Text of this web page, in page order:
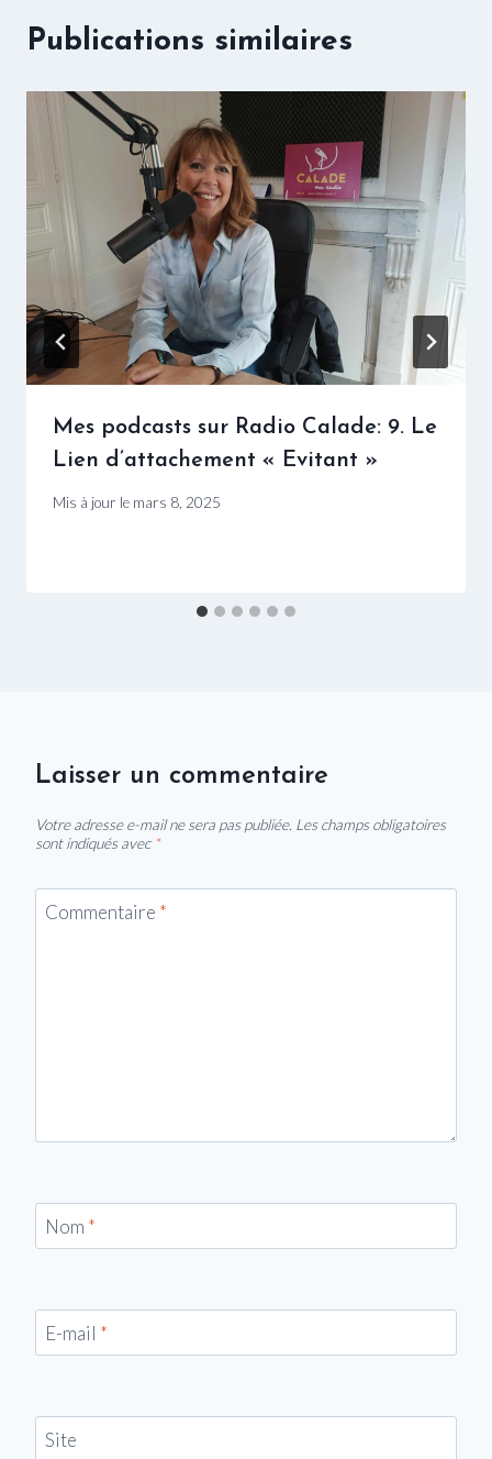
Publications similaires
Mes podcasts sur Radio Calade: 9. Le
Lien d’attachement « Evitant »
Mis à jour le mars 8, 2025
Laisser un commentaire
Votre adresse e-mail ne sera pas publiée. Les champs obligatoires
sont indiqués avec *
Commentaire *
Nom *
E-mail *
Site